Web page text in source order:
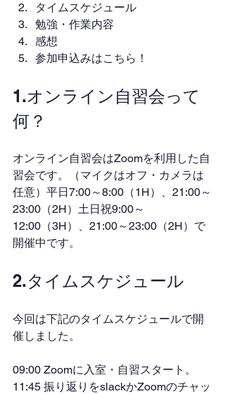
タイムスケジュール
勉強・作業内容
感想
参加申込みはこちら！
1.オンライン自習会って
何？
オンライン自習会はZoomを利用した自
習会です。（マイクはオフ・カメラは
任意）平日7:00～8:00（1H）、21:00～
23:00（2H）土日祝9:00～
12:00（3H）、21:00～23:00（2H）で
開催中です。
2.タイムスケジュール
今回は下記のタイムスケジュールで開
催しました。
09:00 Zoomに入室・自習スタート。
11:45 振り返りをslackかZoomのチャッ